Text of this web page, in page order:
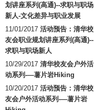
划讲座系列(高通)--求职与职场
新人-文化差异与职业发展
11/01/2017 活动预告：清华校
友会职业规划讲座系列(高通)--
求职与职场新人
10/29/2017 清华校友会户外活
动系列-—薯片岩Hiking
10/20/2017 活动预告：清华校
友会户外活动系列-—薯片岩